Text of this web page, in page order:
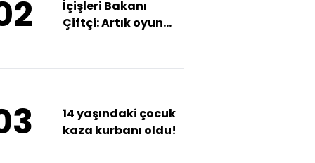
İçişleri Bakanı
Çiftçi: Artık oyun
14 yaşındaki çocuk
kaza kurbanı oldu!